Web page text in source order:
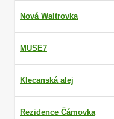
Nová Waltrovka
MUSE7
Klecanská alej
Rezidence Čámovka